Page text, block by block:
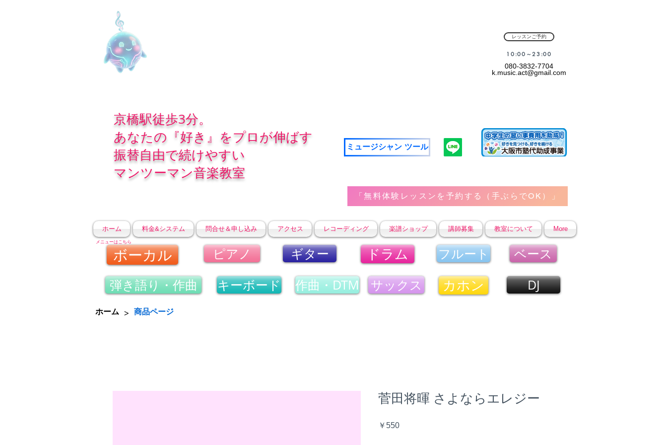
京橋駅徒歩3分。
あなたの『好き』をプロが伸ばす
振替自由で続けやすい
マンツーマン音楽教室
レッスンご予約
080-3832-7704
k.music.act@gmail.com
​10:00～23:00
ミュージシャン ツール
「無料体験レッスンを予約する（手ぶらでOK）」
ホーム 料金&システム 問合せ＆申し込み アクセス レコーディング 楽譜ショップ 講師募集 教室について More
メニューはこちら
ボーカル
弾き語り・作曲
ピアノ
キーボード
ギター
作曲・DTM
ドラム
サックス
フルート
カホン
ベース
DJ
ホーム > 商品ページ
菅田将暉 さよならエレジー
￥550価